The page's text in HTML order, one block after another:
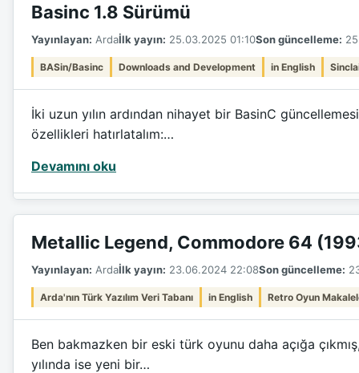
Basinc 1.8 Sürümü
Yayınlayan: Ardaİlk yayın: 25.03.2025 01:10Son güncelleme:
BASin/Basinc Downloads and Development in English
İki uzun yılın ardından nihayet bir BasinC
özellikleri hatırlatalım:…
Devamını oku
Metallic Legend, Commodore 64
Yayınlayan: Ardaİlk yayın: 23.06.2024 22:08Son güncelleme:
Arda'nın Türk Yazılım Veri Tabanı in English Retro Oyun
Ben bakmazken bir eski türk oyunu daha açığa
yılında ise yeni bir…